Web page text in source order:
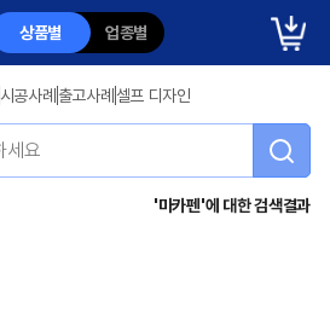
상품별 업종별
시공사례 출고사례 셀프 디자인
'마카펜'에 대한 검색결과